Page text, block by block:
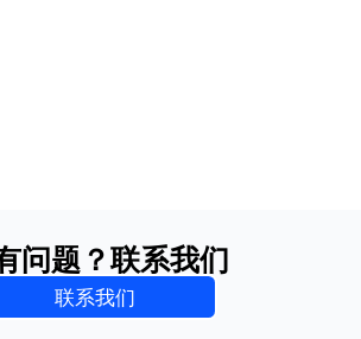
问题？联系我们
联系我们